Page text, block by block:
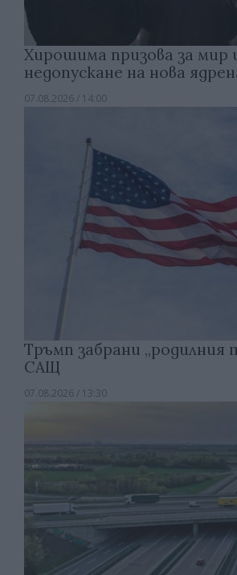
Хирошима призова за мир
недопускане на нова
07.08.2026 / 14:00
Тръмп забрани „родилния
САЩ
07.08.2026 / 13:30